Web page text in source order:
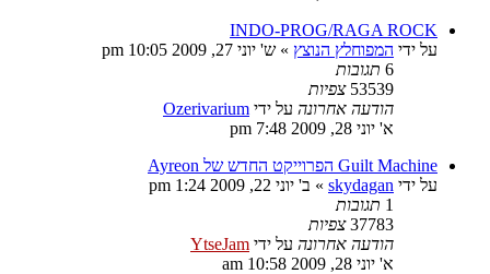
INDO-PROG/RAGA ROCK
על ידי המפוחלץ הנוצץ » ש' יוני 27, 2009 10:05 pm
6 תגובות
53539 צפיות
הודעה אחרונה על ידי Ozerivarium
א' יוני 28, 2009 7:48 pm
Guilt Machine הפרוייקט החדש של Ayreon
על ידי skydagan
» ב' יוני 22, 2009 1:24 pm
1 תגובות
37783 צפיות
הודעה אחרונה על ידי YtseJam
א' יוני 28, 2009 10:58 am